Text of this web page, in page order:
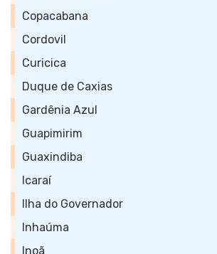
Copacabana
Cordovil
Curicica
Duque de Caxias
Gardênia Azul
Guapimirim
Guaxindiba
Icaraí
Ilha do Governador
Inhaúma
Inoã